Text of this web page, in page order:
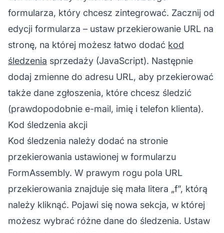
formularza, który chcesz zintegrować. Zacznij od
edycji formularza – ustaw przekierowanie URL na
stronę, na której możesz łatwo dodać kod
śledzenia sprzedaży (JavaScript). Następnie
dodaj zmienne do adresu URL, aby przekierować
także dane zgłoszenia, które chcesz śledzić
(prawdopodobnie e-mail, imię i telefon klienta).
Kod śledzenia akcji
Kod śledzenia należy dodać na stronie
przekierowania ustawionej w formularzu
FormAssembly. W prawym rogu pola URL
przekierowania znajduje się mała litera „f”, którą
należy kliknąć. Pojawi się nowa sekcja, w której
możesz wybrać różne dane do śledzenia. Ustaw